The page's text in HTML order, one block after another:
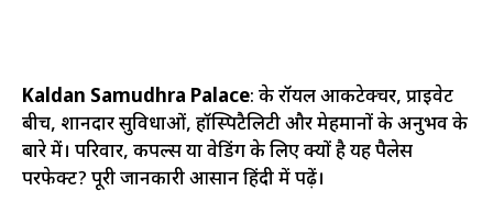
Kaldan Samudhra Palace: के रॉयल आर्किटेक्चर, प्राइवेट
बीच, शानदार सुविधाओं, हॉस्पिटैलिटी और मेहमानों के अनुभव के
बारे में। परिवार, कपल्स या वेडिंग के लिए क्यों है यह पैलेस
परफेक्ट? पूरी जानकारी आसान हिंदी में पढ़ें।